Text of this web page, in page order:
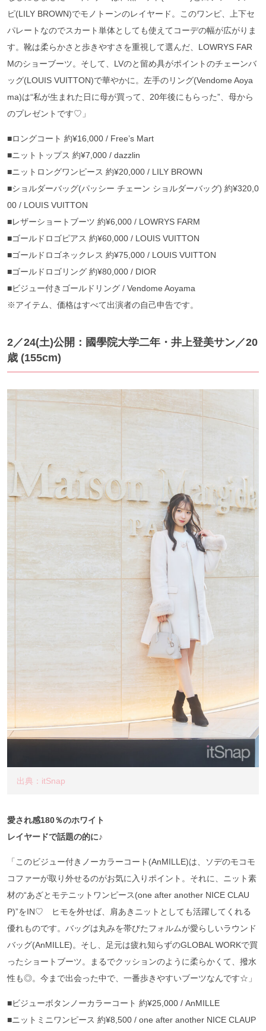
ピ(LILY BROWN)でモノトーンのレイヤード。このワンピ、上下セ
パレートなのでスカート単体としても使えてコーデの幅が広がりま
す。靴は柔らかさと歩きやすさを重視して選んだ、LOWRYS FAR
Mのショーブーツ。そして、LVのと留め具がポイントのチェーンバ
ッグ(LOUIS VUITTON)で華やかに。左手のリング(Vendome Aoya
ma)は“私が生まれた日に母が買って、20年後にもらった”、母から
のプレゼントです♡」
■ロングコート 約¥16,000 / Free’s Mart
■ニットトップス 約¥7,000 / dazzlin
■ニットロングワンピース 約¥20,000 / LILY BROWN
■ショルダーバッグ(パッシー チェーン ショルダーバッグ) 約¥320,0
00 / LOUIS VUITTON
■レザーショートブーツ 約¥6,000 / LOWRYS FARM
■ゴールドロゴピアス 約¥60,000 / LOUIS VUITTON
■ゴールドロゴネックレス 約¥75,000 / LOUIS VUITTON
■ゴールドロゴリング 約¥80,000 / DIOR
■ビジュー付きゴールドリング / Vendome Aoyama
※アイテム、価格はすべて出演者の自己申告です。
2／24(土)公開：國學院大学二年・井上登美サン ／20
歳 (155cm)
出典：itSnap
愛され感180％のホワイト
レイヤードで話題の的に♪
「このビジュー付きノーカラーコート(AnMILLE)は、ソデのモコモ
コファーが取り外せるのがお気に入りポイント。それに、ニット素
材の“あざとモテニットワンピース(one after another NICE CLAU
P)”をIN♡ ヒモを外せば、肩あきニットとしても活躍してくれる
優れものです。バッグは丸みを帯びたフォルムが愛らしいラウンド
バッグ(AnMILLE)。そし、足元は疲れ知らずのGLOBAL WORKで買
ったショートブーツ。まるでクッションのように柔らかくて、撥水
性も◎。今まで出会った中で、一番歩きやすいブーツなんです☆」
■ビジューボタンノーカラーコート 約¥25,000 / AnMILLE
■ニットミニワンピース 約¥8,500 / one after another NICE CLAUP